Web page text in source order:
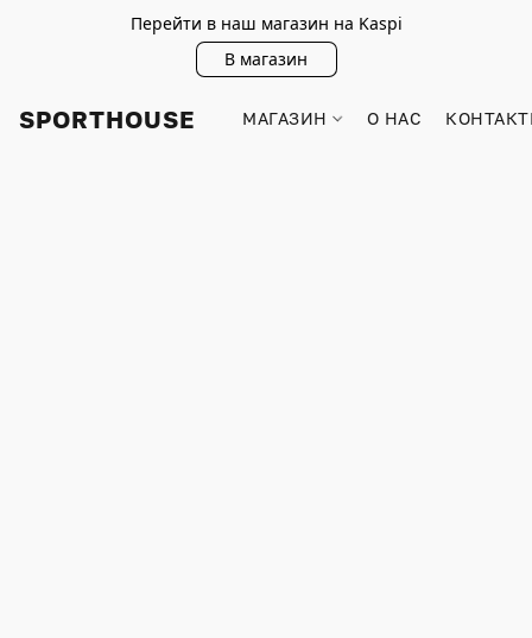
Перейти в наш магазин на Kaspi
В магазин
SPORTHOUSE МАГАЗИН О НАС